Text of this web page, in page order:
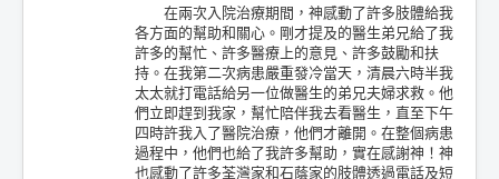
在兩次入院治療期間，神感動了許多肢體給我
各方面的幫助和關心。剛才提及的醫生弟兄給了我
許多的幫忙、許多醫療上的意見、許多鼓勵和扶
持。在我第二次病患嚴重發冷當天，清晨六時半我
太太就打電話給另一位做醫生的弟兄夫婦求救。他
們立即趕到我家，幫忙陪伴我去看醫生，直至下午
四時許我入了醫院治療，他們才離開。在整個病患
過程中，他們也給了我許多幫助，實在感謝神！神
也感動了許多荃灣家和石蔭家的肢體透過電話及短